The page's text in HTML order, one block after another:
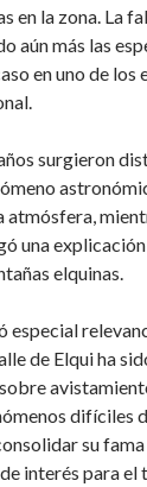
en la zona. La
aún más las
en uno de los
surgieron
atmósfera,
una
elquinas.
especial
de Elqui ha
difíciles
su
interés para